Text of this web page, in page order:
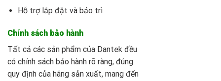
Hỗ trợ lắp đặt và bảo trì
Chính sách bảo hành
Tất cả các sản phẩm của Dantek đều
có chính sách bảo hành rõ ràng, đúng
quy định của hãng sản xuất, mang đến